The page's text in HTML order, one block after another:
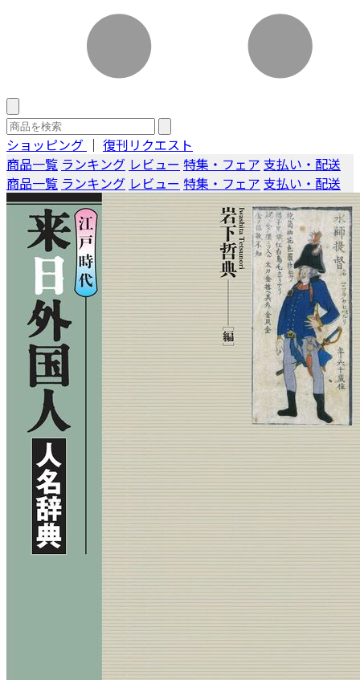
ショッピング ｜ 復刊リクエスト
商品一覧 ランキング レビュー 特集・フェア 支払い・配送
商品一覧 ランキング レビュー 特集・フェア 支払い・配送